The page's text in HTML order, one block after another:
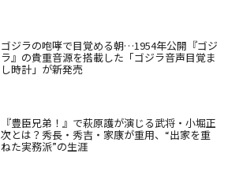
ゴジラの咆哮で目覚める朝…1954年公開『ゴジ
ラ』の貴重音源を搭載した「ゴジラ音声目覚ま
し時計」が新発売
『豊臣兄弟！』で萩原護が演じる武将・小堀正
次とは？秀長・秀吉・家康が重用、“出家を重
ねた実務派”の生涯